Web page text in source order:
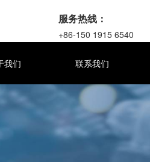
服务热线：
+86-150 1915 6540
我们 联系我们